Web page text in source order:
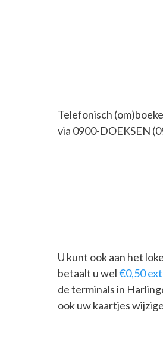
Telefonisch
via 0900-DOEKSEN
U kunt ook aan het
betaalt u wel€0,50
de terminals in
ook uw kaartjes